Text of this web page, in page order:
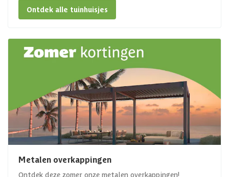
Ontdek alle tuinhuisjes
Metalen overkappingen
Ontdek deze zomer onze metalen overkappingen!